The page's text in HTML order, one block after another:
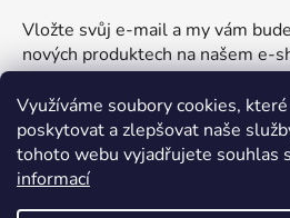
Využíváme soubory cookies,
poskytovat a zlepšovat naše
tohoto webu vyjadřujete souhlas
informací
Vložte svůj e-mail a my vám
nových produktech na našem e-
E-mail
PŘIHLÁSIT SE